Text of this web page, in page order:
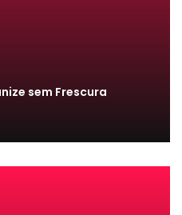
sem Frescura